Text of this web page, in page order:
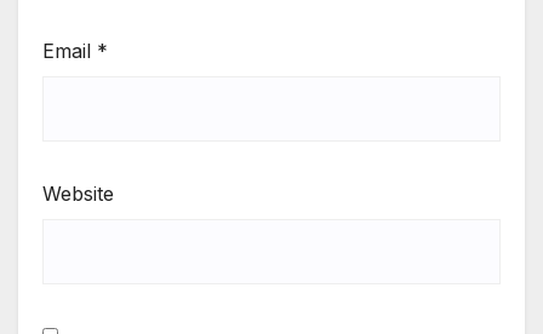
Email *
Website